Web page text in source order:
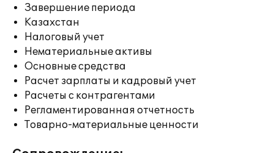
Завершение периода
Казахстан
Налоговый учет
Нематериальные активы
Основные средства
Расчет зарплаты и кадровый учет
Расчеты с контрагентами
Регламентированная отчетность
Товарно-материальные ценности